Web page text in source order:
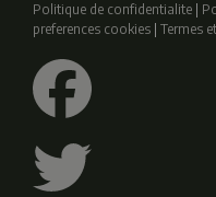
Politique de confidentialite
preferences cookies Termes